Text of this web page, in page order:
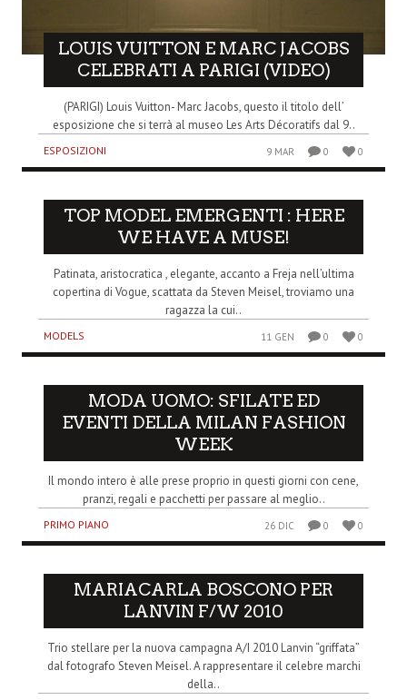
LOUIS VUITTON E MARC JACOBS
CELEBRATI A PARIGI (VIDEO)
(PARIGI) Louis Vuitton- Marc Jacobs, questo il titolo dell’
esposizione che si terrà al museo Les Arts Décoratifs dal 9..
ESPOSIZIONI 9 MAR 0 0
TOP MODEL EMERGENTI : HERE
WE HAVE A MUSE!
Patinata, aristocratica , elegante, accanto a Freja nell’ultima
copertina di Vogue, scattata da Steven Meisel, troviamo una
ragazza la cui..
MODELS 11 GEN 0 0
MODA UOMO: SFILATE ED
EVENTI DELLA MILAN FASHION
WEEK
Il mondo intero è alle prese proprio in questi giorni con cene,
pranzi, regali e pacchetti per passare al meglio..
PRIMO PIANO 26 DIC 0 0
MARIACARLA BOSCONO PER
LANVIN F/W 2010
Trio stellare per la nuova campagna A/I 2010 Lanvin “griffata”
dal fotografo Steven Meisel. A rappresentare il celebre marchi
della..